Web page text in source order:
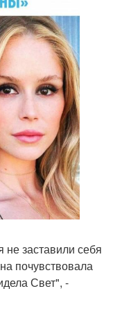
заставили себя
почувствовала
Свет", -